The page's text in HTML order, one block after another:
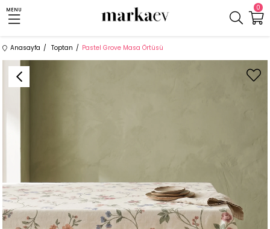
0
MENU
Anasayfa Toptan Pastel Grove Masa Örtüsü